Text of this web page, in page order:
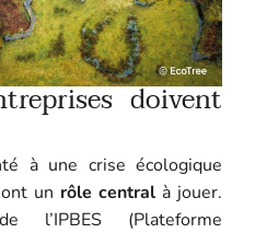
doivent
à une crise écologique
un rôle central à jouer.
(Plateforme